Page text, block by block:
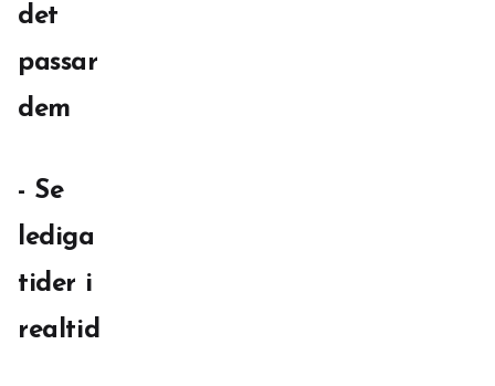
det
passar
dem
- Se
lediga
tider i
realtid